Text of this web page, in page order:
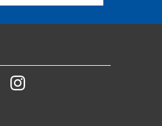
YoutubeInstagram